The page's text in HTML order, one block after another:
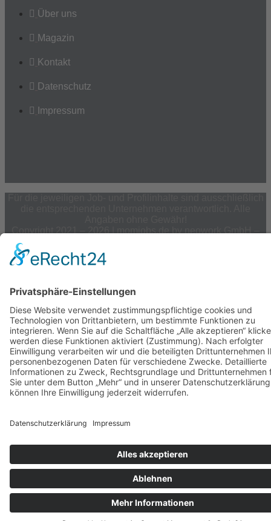
Über uns
Magazin
Kontakt
Datenschutz
Impressum
Copyright 2021 – 2026 | momjobs.de by neowork GmbH –
familienfreundliche Unternehmen | All Rights Reserved |